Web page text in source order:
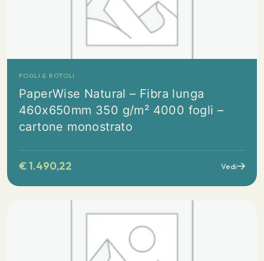
FOGLI & ROTOLI
PaperWise Natural – Fibra lunga
460x650mm 350 g/m² 4000 fogli –
cartone monostrato
€1.490,22 Vedi